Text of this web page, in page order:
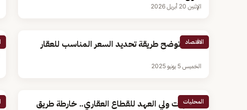
الإثنين 20 أبريل 2026
الاقتصاد
خبيرة توضح طريقة تحديد السعر المناسب للعقار
الخميس 5 يونيو 2025
المحليات
توجيهات ولي العهد للقطاع العقاري.. خارطة طريق